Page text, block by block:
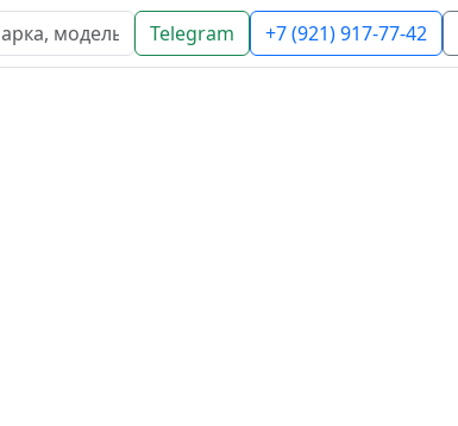
Telegram +7 (921) 917-77-42